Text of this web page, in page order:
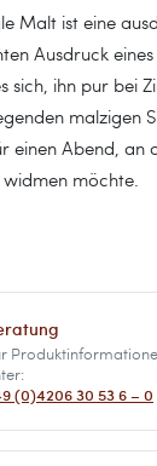
Malt ist eine
Ausdruck eines
sich, ihn pur bei
malzigen
einen Abend, an
widmen möchte.
(0)4206 30 53 6 – 0